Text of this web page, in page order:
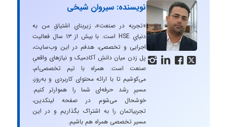
   
نویسنده: سیروان شیخی
«تجربه در صنعت»، زیربنایِ اشتیاقِ من به
دنیایِ HSE است. با بیش از ۱۳ سال فعالیت
اجرایی و تخصصی، هدفم در این وب‌سایت،
پل زدن میان دانشِ آکادمیک و نیازهای واقعیِ
صنعت است. همراه با تیم تخصصی‌ام،
می‌کوشیم تا با ارائه محتوای کاربردی و به‌روز،
مسیرِ رشد حرفه‌ای شما را هموارتر کنیم.
خوشحال می‌شوم در صفحه لینکدین،
تجربیاتمان را به اشتراک بگذاریم و در این
مسیر تخصصی همراه هم باشیم.